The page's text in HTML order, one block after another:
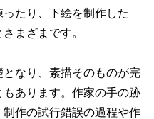
たり、下絵を制作した
まざまです。
なり、素描そのものが完
あります。作家の手の跡
作の試行錯誤の過程や作